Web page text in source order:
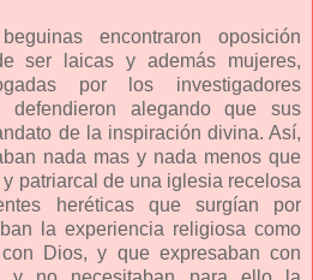
encontraron oposición
ser laicas y además mujeres,
por los investigadores
defendieron alegando que sus
de la inspiración divina. Así,
nada mas y nada menos que
patriarcal de una iglesia recelosa
heréticas que surgían por
la experiencia religiosa como
Dios, y que expresaban con